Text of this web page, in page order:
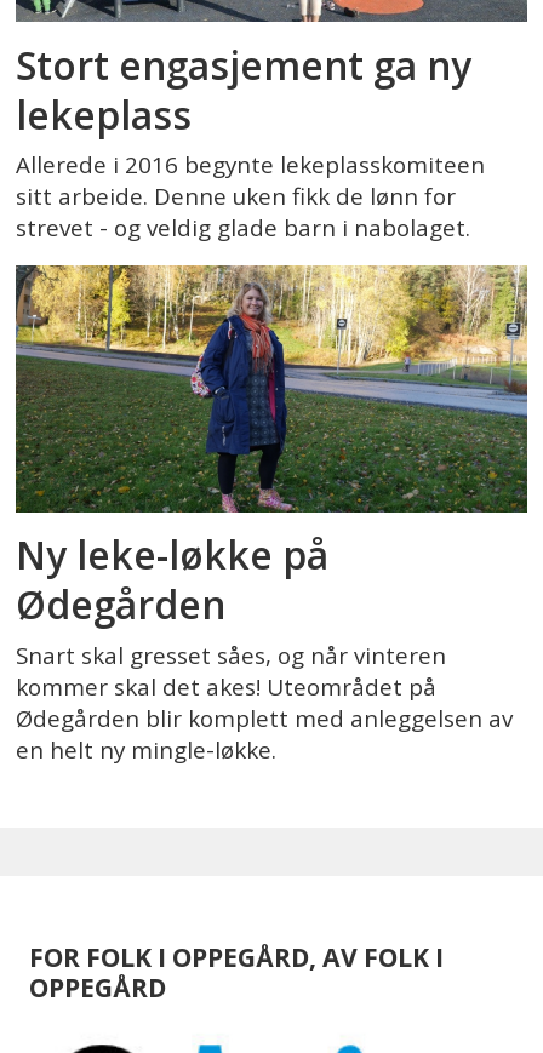
Stort engasjement ga ny
lekeplass
Allerede i 2016 begynte lekeplasskomiteen
sitt arbeide. Denne uken fikk de lønn for
strevet - og veldig glade barn i nabolaget.
Ny leke-løkke på
Ødegården
Snart skal gresset såes, og når vinteren
kommer skal det akes! Uteområdet på
Ødegården blir komplett med anleggelsen av
en helt ny mingle-løkke.
FOR FOLK I OPPEGÅRD, AV FOLK I
OPPEGÅRD